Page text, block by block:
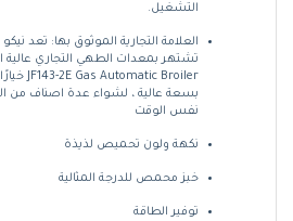
التشغيل.
العلامة التجارية الموثوق بها: تعد
تشتهر بمعدات الطهي التجاري عالية
JF143-2E Gas Automatic Broiler خيارًا موثوقًا للمطابخ المهنية.
بسعة عالية ، لشواء عدة اصناف من
نفس الوقت
نكهة ولون تحميص لذيذة
خبز محمص للدرجة المثالية
توفير الطاقة